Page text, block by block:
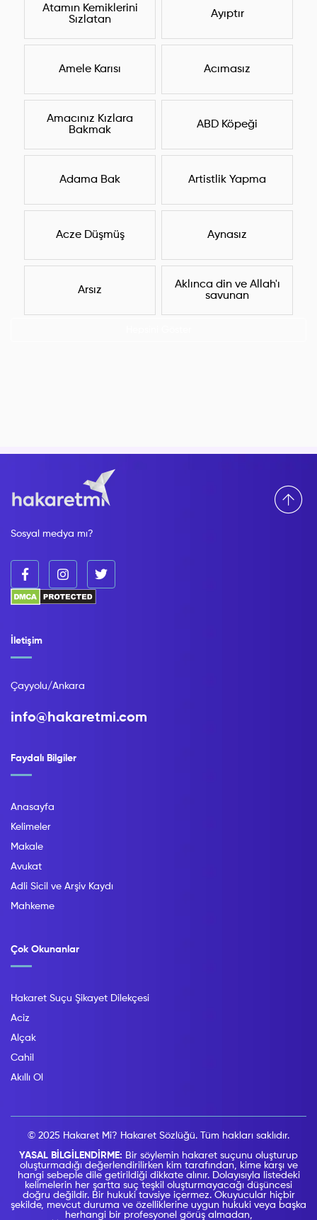
Atamın Kemiklerini
Sızlatan
Ayıptır
Amele Karısı Acımasız
Amacınız Kızlara
Bakmak
ABD Köpeği
Adama Bak Artistlik Yapma
Acze Düşmüş Aynasız
Arsız
Aklınca din ve Allah'ı
savunan
Sosyal medya mı?
Faydalı Bilgiler
Anasayfa
Kelimeler
Makale
Avukat
Adli Sicil ve Arşiv Kaydı
Mahkeme
Çok Okunanlar
Hakaret Suçu Şikayet Dilekçesi
Aciz
Alçak
Cahil
Akıllı Ol
İletişim
Çayyolu/Ankara
info@hakaretmi.com
© 2025 Hakaret Mi? Hakaret Sözlüğü. Tüm hakları saklıdır.
YASAL BİLGİLENDİRME: Bir söylemin hakaret suçunu oluşturup
oluşturmadığı değerlendirilirken kim tarafından, kime karşı ve
hangi sebeple dile getirildiği dikkate alınır. Dolayısıyla listedeki
kelimelerin her şartta suç teşkil oluşturmayacağı düşüncesi
doğru değildir. Bir hukuki tavsiye içermez. Okuyucular hiçbir
şekilde, mevcut duruma ve özelliklerine uygun hukuki veya başka
herhangi bir profesyonel görüş almadan,